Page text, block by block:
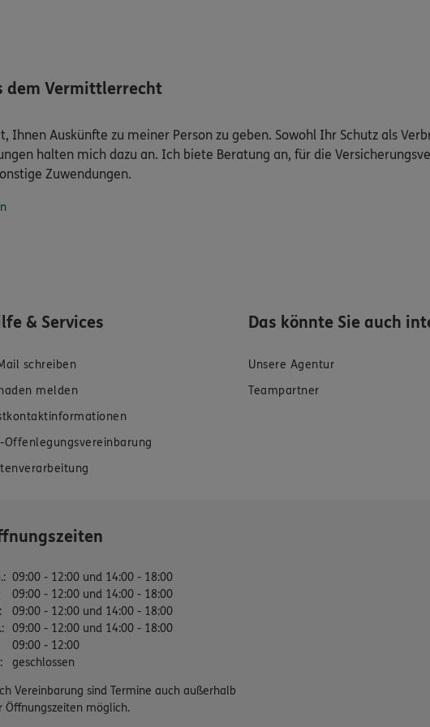
dem Vermittlerrecht
Ihnen Auskünfte zu meiner Person zu geben. Sowohl Ihr Schutz als
halten mich dazu an. Ich biete Beratung an, für die
Zuwendungen.
& Services
schreiben
melden
Offenlegungsvereinbarung
Das könnte Sie auch
Unsere Agentur
Teampartner
: 09:00 - 12:00 und 14:00 - 18:00
09:00 - 12:00 und 14:00 - 18:00
:
09:00 - 12:00 und 14:00 - 18:00
: 09:00 - 12:00 und 14:00 - 18:00
09:00 - 12:00
: geschlossen
Vereinbarung sind Termine auch außerhalb
Öffnungszeiten möglich.